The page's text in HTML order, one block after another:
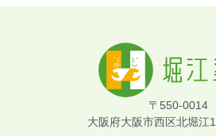
〒550-0014
大阪府大阪市西区北堀江